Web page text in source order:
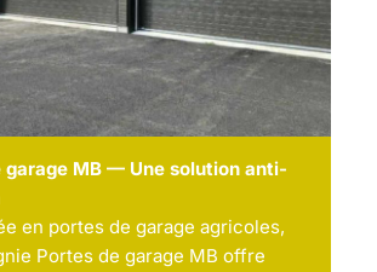
garage MB — Une solution anti-
en portes de garage agricoles,
Portes de garage MB offre